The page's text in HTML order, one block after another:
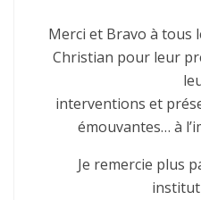
Merci et Bravo à tous
Christian pour leur
interventions et
émouvantes… à
Je remercie plus